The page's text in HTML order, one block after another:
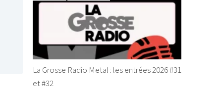
La Grosse Radio Metal : les entrées 2026 #31
et #32